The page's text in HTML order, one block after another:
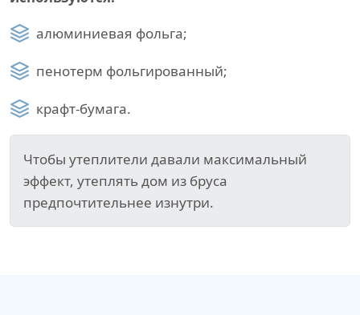
алюминиевая фольга;
пенотерм фольгированный;
крафт-бумага.
Чтобы утеплители давали максимальный
эффект, утеплять дом из бруса
предпочтительнее изнутри.